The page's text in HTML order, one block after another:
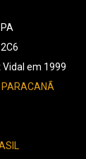
PA
Vidal em 1999